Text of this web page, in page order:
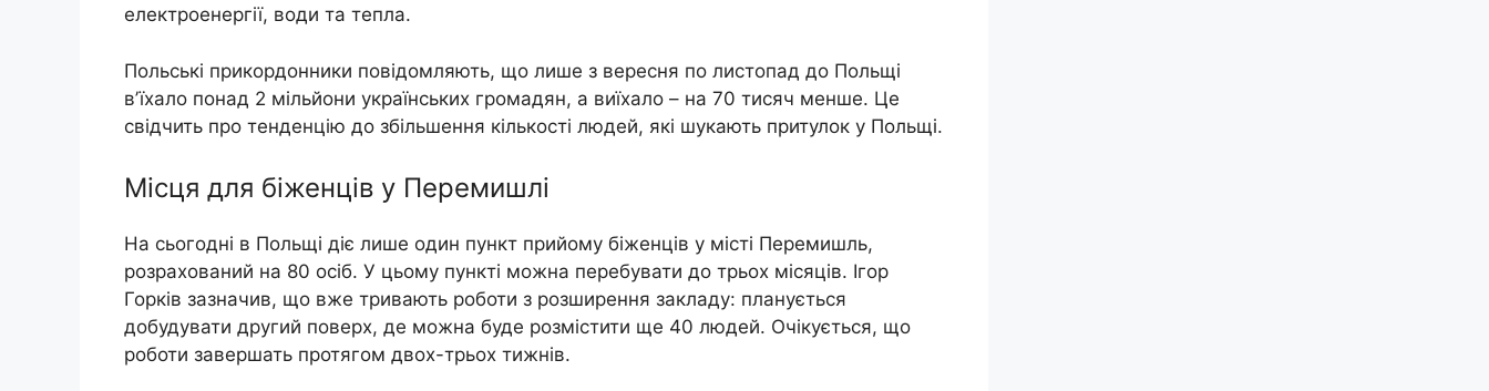
електроенергії, води та тепла.
Польські прикордонники повідомляють, що лише з вересня по листопад до Польщі
вʼїхало понад 2 мільйони українських громадян, а виїхало – на 70 тисяч менше. Це
свідчить про тенденцію до збільшення кількості людей, які шукають притулок у Польщі.
Місця для біженців у Перемишлі
На сьогодні в Польщі діє лише один пункт прийому біженців у місті Перемишль,
розрахований на 80 осіб. У цьому пункті можна перебувати до трьох місяців. Ігор
Горків зазначив, що вже тривають роботи з розширення закладу: планується
добудувати другий поверх, де можна буде розмістити ще 40 людей. Очікується, що
роботи завершать протягом двох-трьох тижнів.